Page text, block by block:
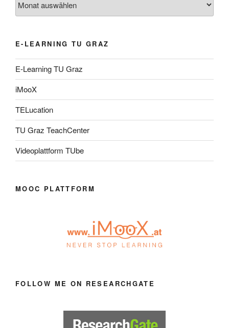
E-LEARNING TU GRAZ
E-Learning TU Graz
iMooX
TELucation
TU Graz TeachCenter
Videoplattform TUbe
MOOC PLATTFORM
FOLLOW ME ON RESEARCHGATE